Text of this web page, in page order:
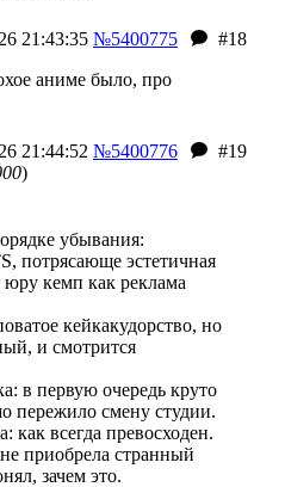
21:43:35 №5400775
#18
аниме было, про
21:44:52 №5400776
#19
)
убывания:
потрясающе эстетичная
кемп как реклама
кейкакудорство, но
и смотрится
в первую очередь круто
пережило смену студии.
как всегда превосходен.
приобрела странный
зачем это.